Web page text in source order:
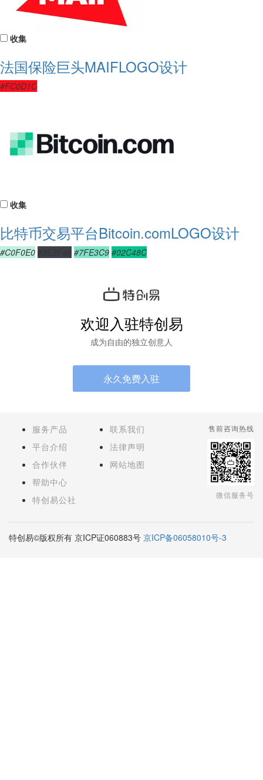
收集
法国保险巨头MAIFLOGO设计
#FC0D1C
收集
比特币交易平台Bitcoin.comLOGO设计
#C0F0E0 #7FE3C9 #02C48C
欢迎入驻特创易
成为自由的独立创意人
永久免费入驻
服务产品
平台介绍
合作伙伴
帮助中心
特创易公社
联系我们
法律声明
网站地图
售前咨询热线
微信服务号
特创易©版权所有 京ICP证060883号 京ICP备06058010号-3